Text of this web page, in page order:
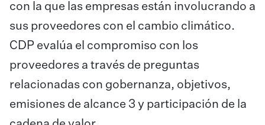
con la que las empresas están involucrando a
sus proveedores con el cambio climático.
CDP evalúa el compromiso con los
proveedores a través de preguntas
relacionadas con gobernanza, objetivos,
emisiones de alcance 3 y participación de la